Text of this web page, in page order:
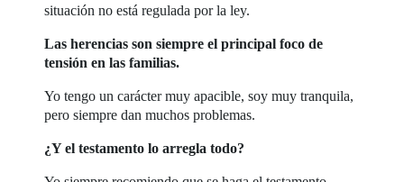
situación no está regulada por la ley.
Las herencias son siempre el principal foco de
tensión en las familias.
Yo tengo un carácter muy apacible, soy muy tranquila,
pero siempre dan muchos problemas.
¿Y el testamento lo arregla todo?